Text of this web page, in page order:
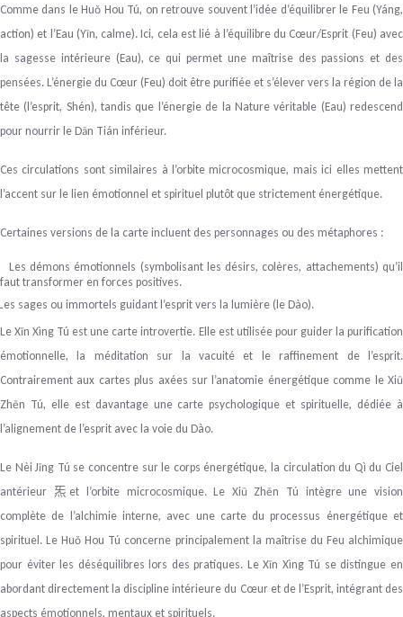
Comme dans le Huǒ Hou Tú, on retrouve souvent l’idée d’équilibrer le Feu (Yáng,
action) et l’Eau (Yīn, calme). Ici, cela est lié à l’équilibre du Cœur/Esprit (Feu) avec
la sagesse intérieure (Eau), ce qui permet une maîtrise des passions et des
pensées. L’énergie du Cœur (Feu) doit être purifiée et s’élever vers la région de la
tête (l’esprit, Shén), tandis que l’énergie de la Nature véritable (Eau) redescend
pour nourrir le Dān Tián inférieur.
Ces circulations sont similaires à l’orbite microcosmique, mais ici elles mettent
l’accent sur le lien émotionnel et spirituel plutôt que strictement énergétique.
Certaines versions de la carte incluent des personnages ou des métaphores :
Les démons émotionnels (symbolisant les désirs, colères, attachements) qu’il
faut transformer en forces positives.
sages ou immortels guidant l’esprit vers la lumière (le Dào).
Le Xīn Xìng Tú est une carte introvertie. Elle est utilisée pour guider la purification
émotionnelle, la méditation sur la vacuité et le raffinement de l’esprit.
Contrairement aux cartes plus axées sur l’anatomie énergétique comme le Xiū
Zhēn Tú, elle est davantage une carte psychologique et spirituelle, dédiée à
l’alignement de l’esprit avec la voie du Dào.
Le Nèi Jīng Tú se concentre sur le corps énergétique, la circulation du Qì du Ciel
antérieur 炁 et l’orbite microcosmique. Le Xiū Zhēn Tú intègre une vision
complète de l’alchimie interne, avec une carte du processus énergétique et
spirituel. Le Huǒ Hou Tú concerne principalement la maîtrise du Feu alchimique
pour éviter les déséquilibres lors des pratiques. Le Xīn Xìng Tú se distingue en
abordant directement la discipline intérieure du Cœur et de l’Esprit, intégrant des
aspects émotionnels, mentaux et spirituels.